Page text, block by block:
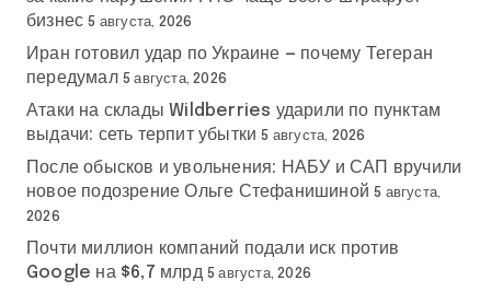
бизнес 5 августа, 2026
Иран готовил удар по Украине — почему Тегеран
передумал 5 августа, 2026
Атаки на склады Wildberries ударили по пунктам
выдачи: сеть терпит убытки 5 августа, 2026
После обысков и увольнения: НАБУ и САП вручили
новое подозрение Ольге Стефанишиной 5 августа,
2026
Почти миллион компаний подали иск против
Google на $6,7 млрд 5 августа, 2026